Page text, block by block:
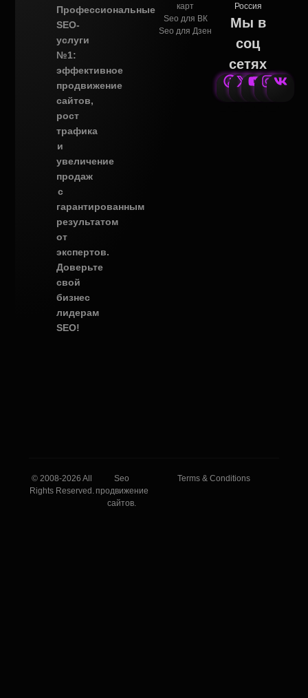
Профессиональные
SEO-
услуги
№1:
эффективное
продвижение
сайтов,
рост
трафика
и
увеличение
продаж
с
гарантированным
результатом
от
экспертов.
Доверьте
свой
бизнес
лидерам
SEO!
карт
Seo для ВК
Seo для Дзен
Россия
Мы в
соц
сетях
© 2008-2026 All
Rights Reserved.
Seo
продвижение
сайтов.
Terms & Conditions